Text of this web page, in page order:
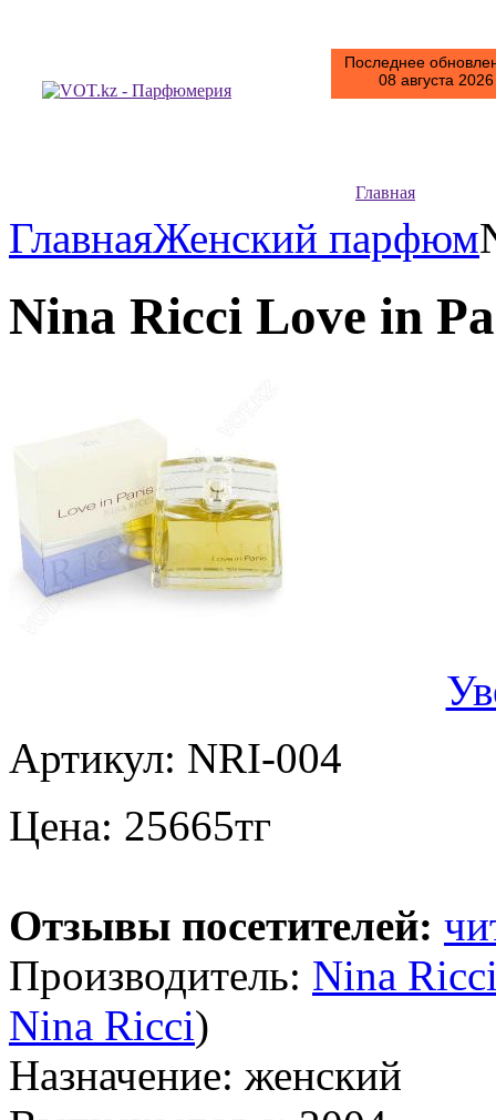
Последнее
08 августа
Главная
ГлавнаяЖенский парфюм
Nina Ricci Love in
Артикул: NRI-004
Цена: 25665тг
Отзывы посетителей:
Производитель: Nina
Nina Ricci)
Назначение: женский